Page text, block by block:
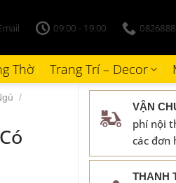
09:00 - 19:00
Thờ Trang Trí – Decor
VẬN
phí nội
các đơn
THANH
/